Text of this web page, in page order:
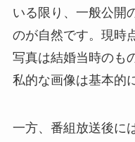
いる限り、一般公開
のが自然です。現時
写真は結婚当時のも
私的な画像は基本的
一方、番組放送後に